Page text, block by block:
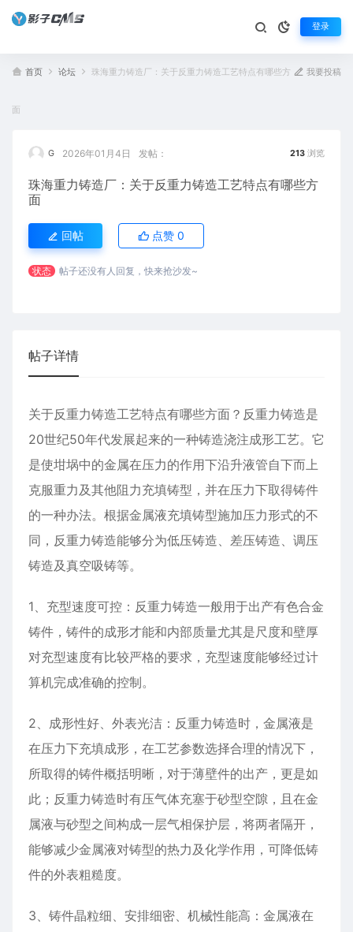
登录
首页 论坛 珠海重力铸造厂：关于反重力铸造工艺特点有哪些方
面
我要投稿
G 2026年01月4日 发帖： 213 浏览
珠海重力铸造厂：关于反重力铸造工艺特点有哪些方
面
回帖 点赞 0
状态 帖子还没有人回复，快来抢沙发~
帖子详情
关于反重力铸造工艺特点有哪些方面？反重力铸造是
20世纪50年代发展起来的一种铸造浇注成形工艺。它
是使坩埚中的金属在压力的作用下沿升液管自下而上
克服重力及其他阻力充填铸型，并在压力下取得铸件
的一种办法。根据金属液充填铸型施加压力形式的不
同，反重力铸造能够分为低压铸造、差压铸造、调压
铸造及真空吸铸等。
1、充型速度可控：反重力铸造一般用于出产有色合金
铸件，铸件的成形才能和内部质量尤其是尺度和壁厚
对充型速度有比较严格的要求，充型速度能够经过计
算机完成准确的控制。
2、成形性好、外表光洁：反重力铸造时，金属液是
在压力下充填成形，在工艺参数选择合理的情况下，
所取得的铸件概括明晰，对于薄壁件的出产，更是如
此；反重力铸造时有压气体充塞于砂型空隙，且在金
属液与砂型之间构成一层气相保护层，将两者隔开，
能够减少金属液对铸型的热力及化学作用，可降低铸
件的外表粗糙度。
3、铸件晶粒细、安排细密、机械性能高：金属液在